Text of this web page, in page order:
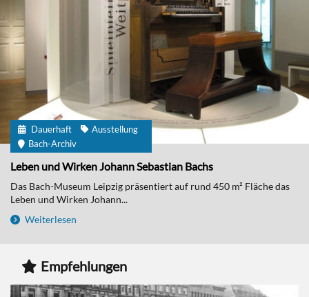
Dauerhaft
Ausstellung
Bach-Archiv
Leben und Wirken Johann Sebastian Bachs
Das Bach-Museum Leipzig präsentiert auf rund 450 m² Fläche das
Leben und Wirken Johann...
Weiterlesen
Empfehlungen